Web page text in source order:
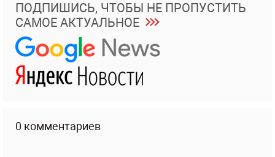
ПОДПИШИСЬ, ЧТОБЫ НЕ ПРОПУСТИТЬ
САМОЕ АКТУАЛЬНОЕ
0 комментариев